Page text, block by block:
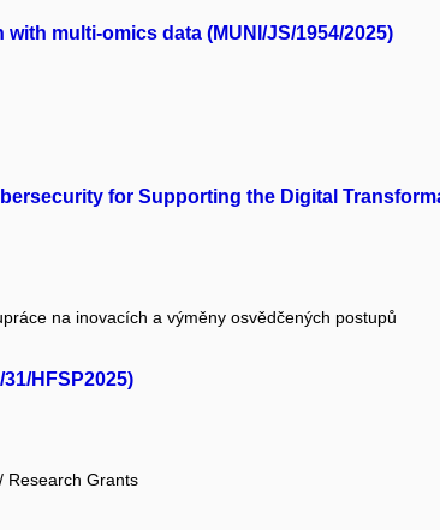
multi-omics data (MUNI/JS/1954/2025)
for Supporting the Digital
na inovacích a výměny osvědčených postupů
HFSP2025)
Research Grants